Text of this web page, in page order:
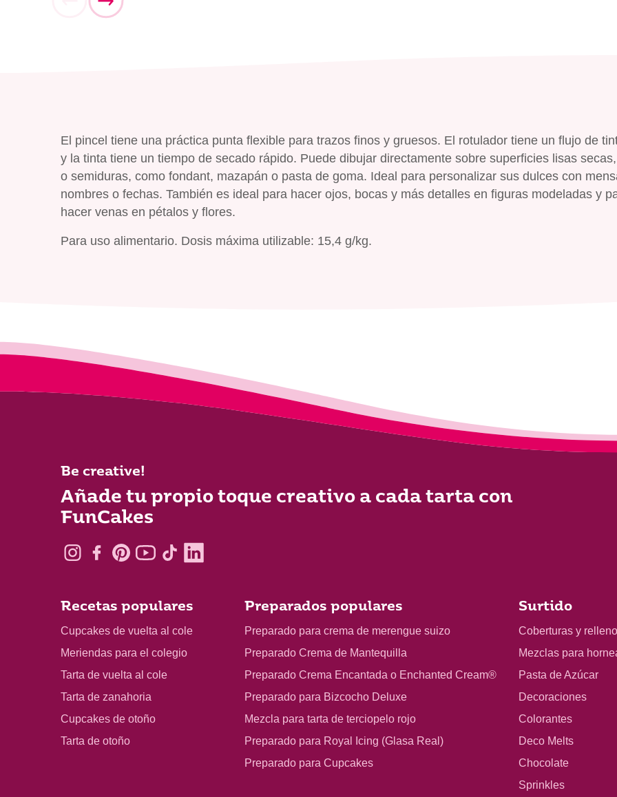
El pincel tiene una práctica punta flexible para trazos finos y gruesos. El rotulador tiene un flujo de
y la tinta tiene un tiempo de secado rápido. Puede dibujar directamente sobre superficies lisas
o semiduras, como fondant, mazapán o pasta de goma. Ideal para personalizar sus dulces con
nombres o fechas. También es ideal para hacer ojos, bocas y más detalles en figuras modeladas y
hacer venas en pétalos y flores.
Para uso alimentario. Dosis máxima utilizable: 15,4 g/kg.
Be creative!
Añade tu propio toque creativo a cada tarta con
FunCakes
Recetas populares
Cupcakes de vuelta al cole
Meriendas para el colegio
Tarta de vuelta al cole
Tarta de zanahoria
Cupcakes de otoño
Tarta de otoño
Preparados populares
Preparado para crema de merengue suizo
Preparado Crema de Mantequilla
Preparado Crema Encantada o Enchanted Cream®
Preparado para Bizcocho Deluxe
Mezcla para tarta de terciopelo rojo
Preparado para Royal Icing (Glasa Real)
Preparado para Cupcakes
Surtido
Coberturas y
Mezclas para
Pasta de Azúcar
Decoraciones
Colorantes
Deco Melts
Chocolate
Sprinkles